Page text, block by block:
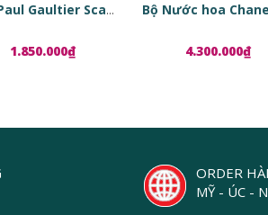
Jean Paul Gaultier Scandal EDP
1.850.000₫
Bộ Nước hoa
4.300.000₫
ORDER
MỸ - ÚC -